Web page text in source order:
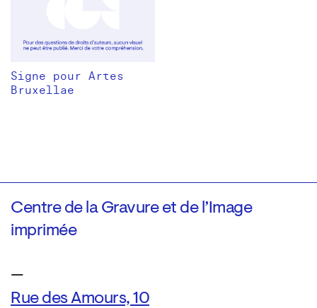
Signe pour Artes
Bruxellae
Centre de la Gravure et de l’Image
imprimée
—
Rue des Amours, 10